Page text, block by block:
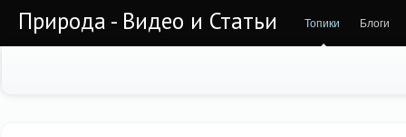
Природа - Видео и Статьи Топики Блоги